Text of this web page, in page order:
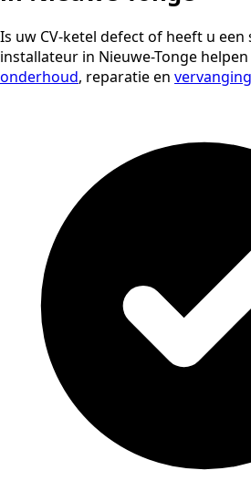
Is uw CV-ketel defect of heeft u een
installateur in Nieuwe-Tonge
onderhoud, reparatie en vervanging